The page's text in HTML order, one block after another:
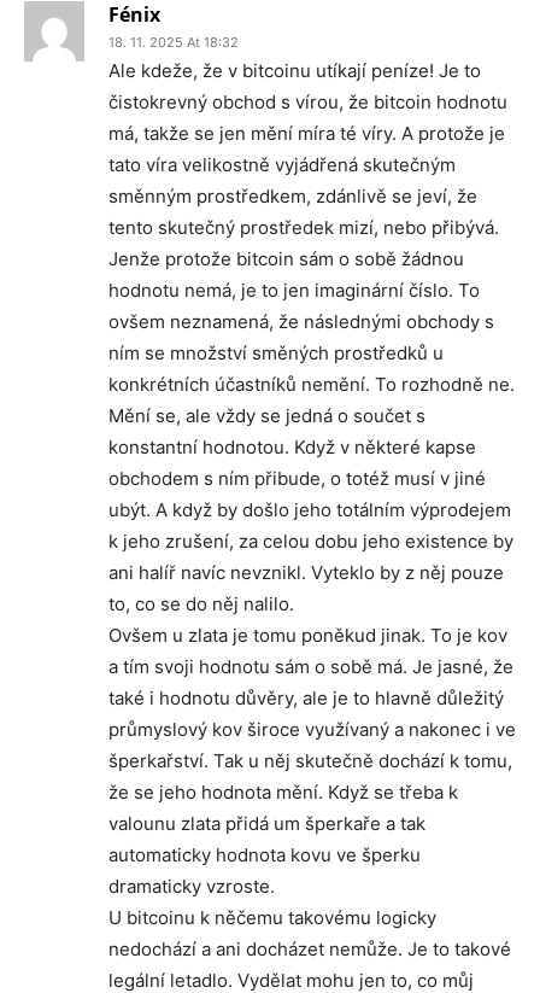
Fénix
18. 11. 2025 At 18:32
Ale kdeže, že v bitcoinu utíkají peníze! Je to
čistokrevný obchod s vírou, že bitcoin hodnotu
má, takže se jen mění míra té víry. A protože je
tato víra velikostně vyjádřená skutečným
směnným prostředkem, zdánlivě se jeví, že
tento skutečný prostředek mizí, nebo přibývá.
Jenže protože bitcoin sám o sobě žádnou
hodnotu nemá, je to jen imaginární číslo. To
ovšem neznamená, že následnými obchody s
ním se množství směných prostředků u
konkrétních účastníků nemění. To rozhodně ne.
Mění se, ale vždy se jedná o součet s
konstantní hodnotou. Když v některé kapse
obchodem s ním přibude, o totéž musí v jiné
ubýt. A když by došlo jeho totálním výprodejem
k jeho zrušení, za celou dobu jeho existence by
ani halíř navíc nevznikl. Vyteklo by z něj pouze
to, co se do něj nalilo.
Ovšem u zlata je tomu poněkud jinak. To je kov
a tím svoji hodnotu sám o sobě má. Je jasné, že
také i hodnotu důvěry, ale je to hlavně důležitý
průmyslový kov široce využívaný a nakonec i ve
šperkařství. Tak u něj skutečně dochází k tomu,
že se jeho hodnota mění. Když se třeba k
valounu zlata přidá um šperkaře a tak
automaticky hodnota kovu ve šperku
dramaticky vzroste.
U bitcoinu k něčemu takovému logicky
nedochází a ani docházet nemůže. Je to takové
legální letadlo. Vydělat mohu jen to, co můj